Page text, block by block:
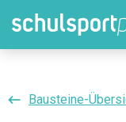
Bausteine-